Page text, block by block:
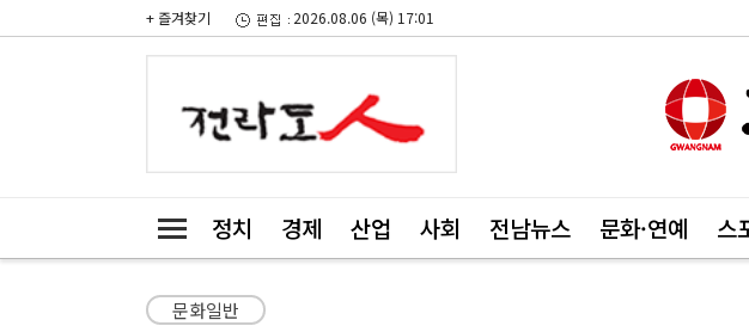
+ 즐겨찾기 2026.08.06 (목) 17:01
정치 경제 산업 사회 전남뉴스 문화·연예 스
문화일반